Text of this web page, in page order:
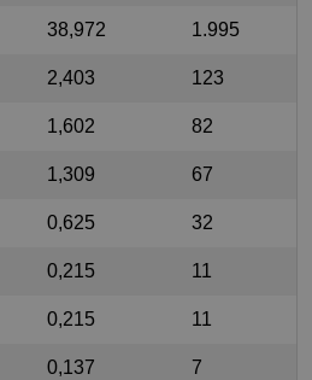
38,972 1.995
2,403 123
1,602 82
1,309 67
0,625 32
0,215 11
0,215 11
0,137 7